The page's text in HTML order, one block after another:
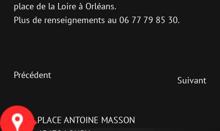
place de la Loire à Orléans.
Plus de renseignements au 06 77 79 85 30.
Précédent Suivant
PLACE ANTOINE MASSON